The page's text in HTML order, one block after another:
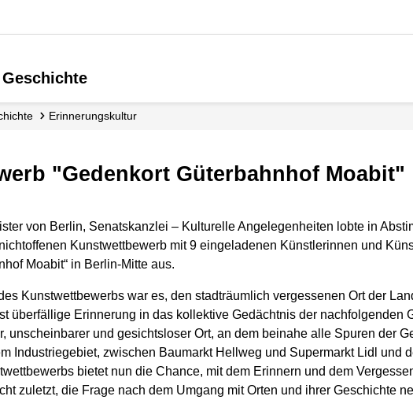
Erinnerungskultur
"Gedenkort Güterbahnhof Moabit"
von Berlin, Senatskanzlei – Kulturelle Angelegenheiten lobte in
Kunstwettbewerb mit 9 eingeladenen Künstlerinnen und
Moabit“ in Berlin-Mitte aus.
Kunstwettbewerbs war es, den stadträumlich vergessenen Ort der
überfällige Erinnerung in das kollektive Gedächtnis der nachfolgenden
unscheinbarer und gesichtsloser Ort, an dem beinahe alle Spuren der
Industriegebiet, zwischen Baumarkt Hellweg und Supermarkt Lidl und
bietet nun die Chance, mit dem Erinnern und dem
zuletzt, die Frage nach dem Umgang mit Orten und ihrer Geschichte